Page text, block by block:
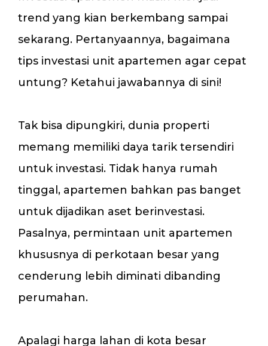
trend yang kian berkembang sampai
sekarang. Pertanyaannya, bagaimana
tips investasi unit apartemen agar cepat
untung? Ketahui jawabannya di sini!
Tak bisa dipungkiri, dunia properti
memang memiliki daya tarik tersendiri
untuk investasi. Tidak hanya rumah
tinggal, apartemen bahkan pas banget
untuk dijadikan aset berinvestasi.
Pasalnya, permintaan unit apartemen
khususnya di perkotaan besar yang
cenderung lebih diminati dibanding
perumahan.
Apalagi harga lahan di kota besar